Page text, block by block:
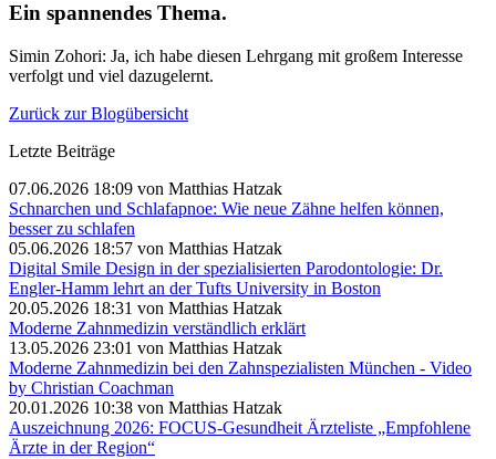
Ein spannendes Thema.
Simin Zohori: Ja, ich habe diesen Lehrgang mit großem Interesse
verfolgt und viel dazugelernt.
Zurück zur Blogübersicht
Letzte Beiträge
07.06.2026 18:09 von Matthias Hatzak
Schnarchen und Schlafapnoe: Wie neue Zähne helfen können,
besser zu schlafen
05.06.2026 18:57 von Matthias Hatzak
Digital Smile Design in der spezialisierten Parodontologie: Dr.
Engler-Hamm lehrt an der Tufts University in Boston
20.05.2026 18:31 von Matthias Hatzak
Moderne Zahnmedizin verständlich erklärt
13.05.2026 23:01 von Matthias Hatzak
Moderne Zahnmedizin bei den Zahnspezialisten München - Video
by Christian Coachman
20.01.2026 10:38 von Matthias Hatzak
Auszeichnung 2026: FOCUS-Gesundheit Ärzteliste „Empfohlene
Ärzte in der Region“